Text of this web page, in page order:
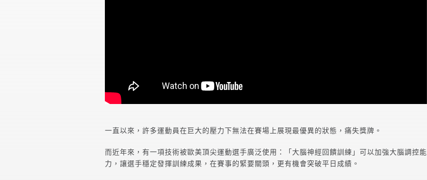
一直以來，許多運動員在巨大的壓力下無法在賽場上展現最優異的狀態，痛失獎牌。
而近年來，有一項技術被歐美頂尖運動選手廣泛使用：「大腦神經回饋訓練」可以加強大腦調控能
力，讓選手穩定發揮訓練成果，在賽事的緊要關頭，更有機會突破平日成績。